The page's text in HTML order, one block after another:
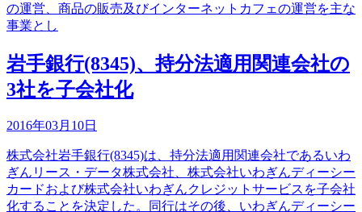
の運営、商品の販売及びインターネットカフェの運営を主な
事業とし
岩手銀行(8345)、持分法適用関連会社の
3社を子会社化
2016年03月10日
株式会社岩手銀行(8345)は、持分法適用関連会社であるいわ
ぎんリース・データ株式会社、株式会社いわぎんディーシー
カードおよび株式会社いわぎんクレジットサービスを子会社
化することを決定した。同行はその後、いわぎんディーシー